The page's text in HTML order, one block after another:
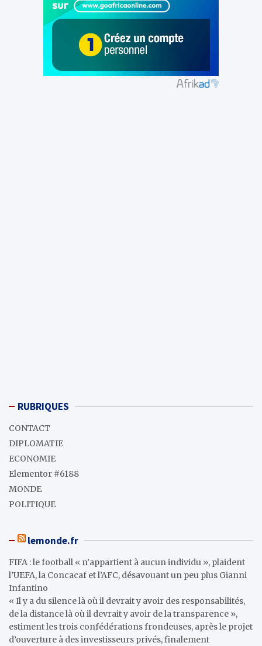
RUBRIQUES
CONTACT
DIPLOMATIE
ECONOMIE
Elementor #6188
MONDE
POLITIQUE
lemonde.fr
FIFA : le football « n’appartient à aucun individu », plaident
l’UEFA, la Concacaf et l’AFC, désavouant un peu plus Gianni
Infantino
« Il y a du silence là où il devrait y avoir des responsabilités,
de la distance là où il devrait y avoir de la transparence »,
estiment les trois confédérations frondeuses, après le projet
d’ouverture à des investisseurs privés, finalement